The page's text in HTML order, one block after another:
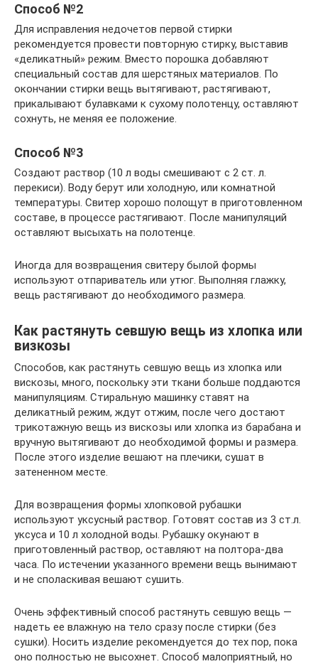
Способ №2
Для исправления недочетов первой стирки
рекомендуется провести повторную стирку, выставив
«деликатный» режим. Вместо порошка добавляют
специальный состав для шерстяных материалов. По
окончании стирки вещь вытягивают, растягивают,
прикалывают булавками к сухому полотенцу, оставляют
сохнуть, не меняя ее положение.
Способ №3
Создают раствор (10 л воды смешивают с 2 ст. л.
перекиси). Воду берут или холодную, или комнатной
температуры. Свитер хорошо полощут в приготовленном
составе, в процессе растягивают. После манипуляций
оставляют высыхать на полотенце.
Иногда для возвращения свитеру былой формы
используют отпариватель или утюг. Выполняя глажку,
вещь растягивают до необходимого размера.
Как растянуть севшую вещь из хлопка или
визкозы
Способов, как растянуть севшую вещь из хлопка или
вискозы, много, поскольку эти ткани больше поддаются
манипуляциям. Стиральную машинку ставят на
деликатный режим, ждут отжим, после чего достают
трикотажную вещь из вискозы или хлопка из барабана и
вручную вытягивают до необходимой формы и размера.
После этого изделие вешают на плечики, сушат в
затененном месте.
Для возвращения формы хлопковой рубашки
используют уксусный раствор. Готовят состав из 3 ст.л.
уксуса и 10 л холодной воды. Рубашку окунают в
приготовленный раствор, оставляют на полтора-два
часа. По истечении указанного времени вещь вынимают
и не споласкивая вешают сушить.
Очень эффективный способ растянуть севшую вещь —
надеть ее влажную на тело сразу после стирки (без
сушки). Носить изделие рекомендуется до тех пор, пока
оно полностью не высохнет. Способ малоприятный, но